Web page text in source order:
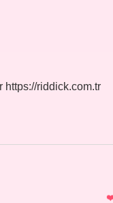
https://riddick.com.tr